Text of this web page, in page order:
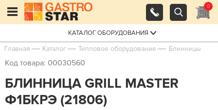
0
КАТАЛОГ ОБОРУДОВАНИЯ
Главная Каталог Тепловое оборудование Блинницы
Код товара: 00030560
БЛИННИЦА GRILL MASTER
Ф1БКРЭ (21806)